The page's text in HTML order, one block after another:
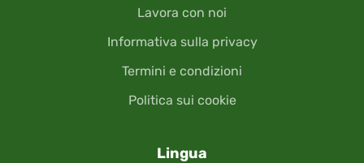
Lavora con noi
Informativa sulla privacy
Termini e condizioni
Politica sui cookie
Lingua